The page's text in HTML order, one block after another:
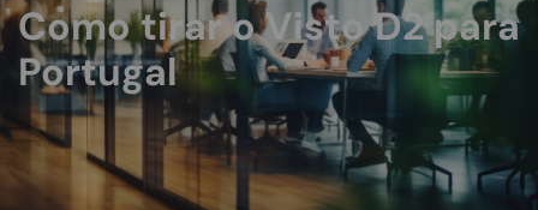
Como tirar o Visto D2 para
Portugal